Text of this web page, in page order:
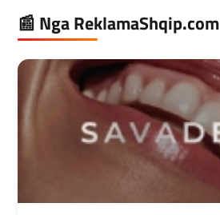
📰 Nga ReklamaShqip.com